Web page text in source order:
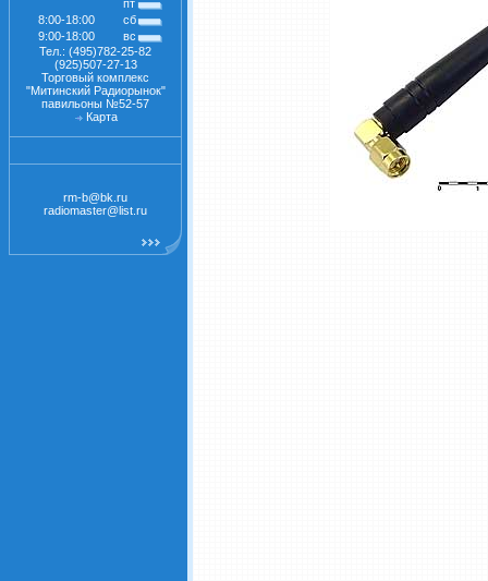
пт
8:00-18:00
сб
9:00-18:00
вс
Тел.: (495)782-25-82
(925)507-27-13
Торговый комплекс
"Митинский Радиорынок"
павильоны №52-57
Карта
rm-b@bk.ru
radiomaster@list.ru